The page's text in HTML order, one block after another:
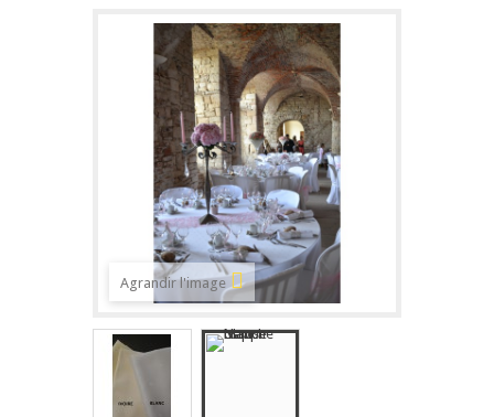
Agrandir l'image